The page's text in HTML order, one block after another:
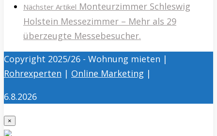
Nächster Artikel Monteurzimmer Schleswig
Holstein Messezimmer – Mehr als 29
überzeugte Messebesucher.
Copyright 2025/26 - Wohnung mieten |
Rohrexperten | Online Marketing |
6.8.2026
×